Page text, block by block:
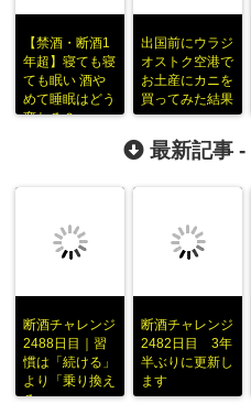
【禁酒・断酒1
年超】寝ても寝
ても眠い 酒や
めて睡眠はどう
変わる？
出国前にウラジ
オストク空港で
お土産にカニを
買ってみた結果
最新記事 -
断酒チャレンジ
2488日目｜習
慣は「続ける」
より「乗り換え
る」
断酒チャレンジ
2482日目 3年
半ぶりに更新し
ます